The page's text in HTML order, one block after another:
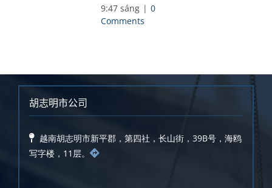
9:47 sáng | 0
Comments
胡志明市公司
越南胡志明市新平郡，第四社，长山街，39B号，海鸥
写字楼，11层。